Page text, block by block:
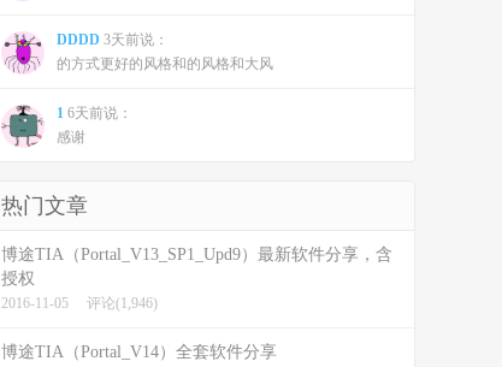
DDDD 3天前说：
的方式更好的风格和的风格和大风
1 6天前说：
感谢
热门文章
博途TIA（Portal_V13_SP1_Upd9）最新软件分享，含
授权
2016-11-05 评论(1,946)
博途TIA（Portal_V14）全套软件分享